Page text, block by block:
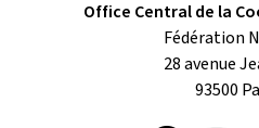
Office Central de la
Fédération
28 avenue
93500